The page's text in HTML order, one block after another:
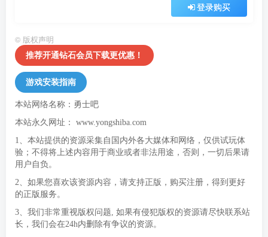
登录购买
© 版权声明
推荐开通钻石会员下载更优惠！
游戏安装指南
本站网络名称：勇士吧
本站永久网址： www.yongshiba.com
1、本站提供的资源采集自国内外各大媒体和网络，仅供试玩体
验；不得将上述内容用于商业或者非法用途，否则，一切后果请
用户自负。
2、如果您喜欢该资源内容，请支持正版，购买注册，得到更好
的正版服务。
3、我们非常重视版权问题, 如果有侵犯版权的资源请尽快联系站
长，我们会在24h内删除有争议的资源。